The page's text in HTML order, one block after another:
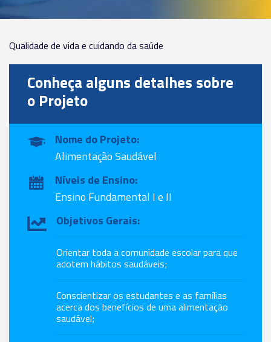
Qualidade de vida e cuidando da saúde
Conheça alguns detalhes sobre
o Projeto
Nome do Projeto:
Alimentação Saudável
Níveis de Ensino:
Ensino Fundamental I e II
Objetivos Gerais:
Orientar toda a comunidade escolar para que
adotem hábitos saudáveis;
Conscientizar os estudantes e as famílias
acerca dos benefícios de uma alimentação
saudável;